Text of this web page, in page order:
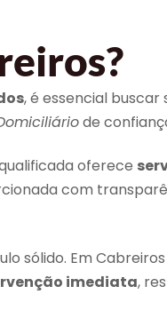
, é essencial buscar
de
oferece
com
sólido. Em
imediata,